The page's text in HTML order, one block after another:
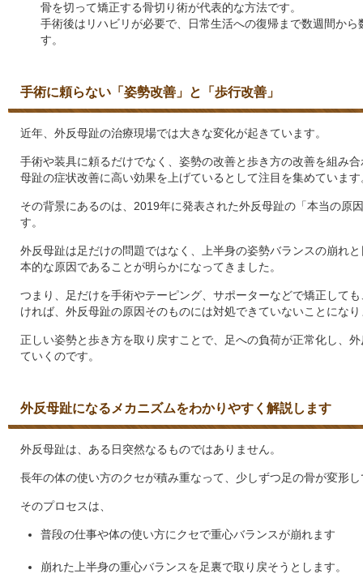
骨を切って矯正する骨切り術が代表的な方法です。
手術後はリハビリが必要で、日常生活への復帰まで数週間か
す。
手術に頼らない「姿勢改善」と「歩行改善」
近年、外反母趾の治療現場では大きな変化が起きています。
手術や装具に頼るだけでなく、姿勢の改善と歩き方の改善を組み
母趾の症状改善に高い効果を上げているとして注目を集めています
その背景にあるのは、2019年に発表された外反母趾の「本当の原
す。
外反母趾は足だけの問題ではなく、上半身の姿勢バランスの崩れ
本的な原因であることが明らかになってきました。
つまり、足だけを手術やテーピング、サポーターなどで矯正して
ければ、外反母趾の原因そのものには対処できていないことにな
正しい姿勢と歩き方を取り戻すことで、足への負荷が正常化し、
ていくのです。
外反母趾になるメカニズムをわかりやすく解説します
外反母趾は、ある日突然なるものではありません。
長年の体の使い方のクセが積み重なって、少しずつ足の骨が変形
そのプロセスは、
普段の仕事や体の使い方にクセで重心バランスが崩れます
崩れた上半身の重心バランスを足裏で取り戻そうとします。